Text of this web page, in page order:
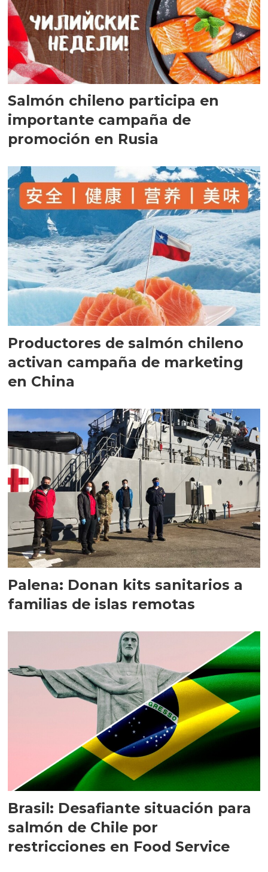
Salmón chileno participa en
importante campaña de
promoción en Rusia
Productores de salmón chileno
activan campaña de marketing
en China
Palena: Donan kits sanitarios a
familias de islas remotas
Brasil: Desafiante situación para
salmón de Chile por
restricciones en Food Service